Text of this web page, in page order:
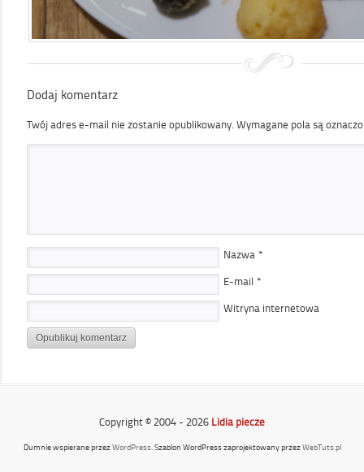
Dodaj komentarz
Twój adres e-mail nie zostanie opublikowany. Wymagane pola są
Nazwa *
E-mail *
Witryna internetowa
Copyright © 2004 - 2026 Lidia piecze
Dumnie wspierane przezWordPress. Szablon WordPress zaprojektowany przezWebTuts.pl